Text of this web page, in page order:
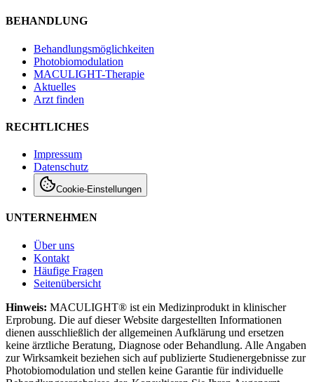
BEHANDLUNG
Behandlungsmöglichkeiten
Photobiomodulation
MACULIGHT-Therapie
Aktuelles
Arzt finden
RECHTLICHES
Impressum
Datenschutz
Cookie-Einstellungen
UNTERNEHMEN
Über uns
Kontakt
Häufige Fragen
Seitenübersicht
Hinweis: MACULIGHT® ist ein Medizinprodukt in klinischer
Erprobung. Die auf dieser Website dargestellten Informationen
dienen ausschließlich der allgemeinen Aufklärung und ersetzen
keine ärztliche Beratung, Diagnose oder Behandlung. Alle Angaben
zur Wirksamkeit beziehen sich auf publizierte Studienergebnisse zur
Photobiomodulation und stellen keine Garantie für individuelle